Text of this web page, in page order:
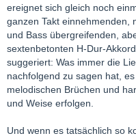
ereignet sich gleich noch
ganzen Takt einnehmenden,
und Bass übergreifenden,
sextenbetonten H-Dur-
suggeriert: Was immer die
nachfolgend zu sagen hat,
melodischen Brüchen und
und Weise erfolgen.
Und wenn es tatsächlich so